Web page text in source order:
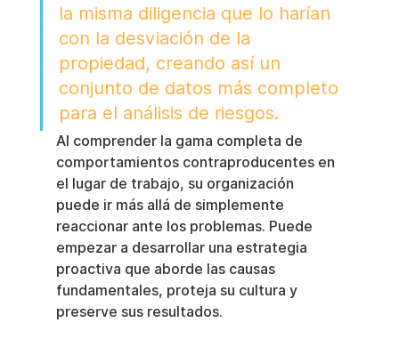
la misma diligencia que lo harían
con la desviación de la
propiedad, creando así un
conjunto de datos más completo
para el análisis de riesgos.
Al comprender la gama completa de
comportamientos contraproducentes en
el lugar de trabajo, su organización
puede ir más allá de simplemente
reaccionar ante los problemas. Puede
empezar a desarrollar una estrategia
proactiva que aborde las causas
fundamentales, proteja su cultura y
preserve sus resultados.